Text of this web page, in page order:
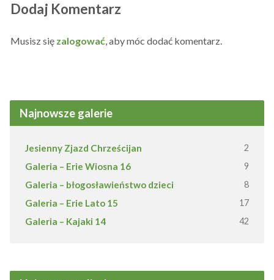
Dodaj Komentarz
Musisz się zalogować, aby móc dodać komentarz.
Najnowsze galerie
Jesienny Zjazd Chrześcijan 2
Galeria – Erie Wiosna 16 9
Galeria – błogosławieństwo dzieci 8
Galeria – Erie Lato 15 17
Galeria – Kajaki 14 42